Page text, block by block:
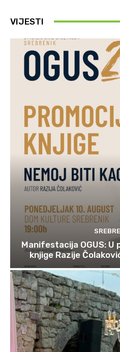
VIJESTI
Manifestacija OGUS: U
knjige Razije